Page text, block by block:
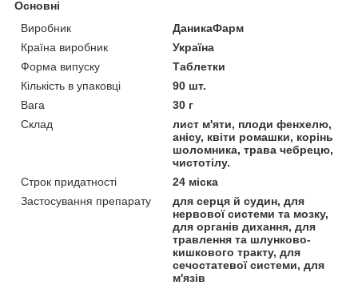
Основні
Виробник
ДаникаФарм
Країна виробник
Україна
Форма випуску
Таблетки
Кількість в упаковці
90 шт.
Вага
30 г
Склад
лист м'яти, плоди фенхелю,
анісу, квіти ромашки, корінь
шоломника, трава чебрецю,
чистотілу.
Строк придатності
24 міска
Застосування препарату
для серця й судин, для
нервової системи та мозку,
для органів дихання, для
травлення та шлунково-
кишкового тракту, для
сечостатевої системи, для
м'язів